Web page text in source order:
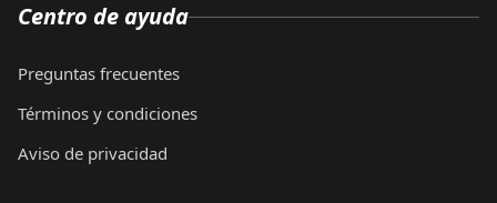
Centro de ayuda
Preguntas frecuentes
Términos y condiciones
Aviso de privacidad